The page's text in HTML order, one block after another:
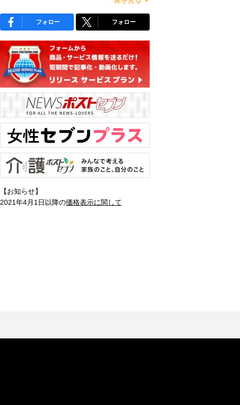
フォロー フォロー
【お知らせ】
2021年4月1日以降の価格表示に関して